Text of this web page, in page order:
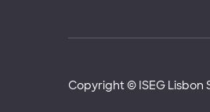
Copyright © ISEG Lisbon